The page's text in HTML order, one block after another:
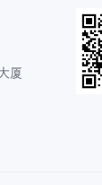
厦